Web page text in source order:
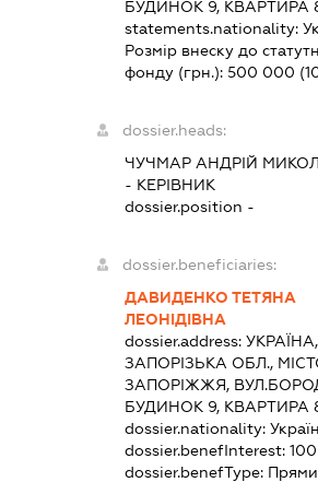
БУДИНОК 9, КВАРТИРА
statements.nationality:
Розмір внеску до
фонду (грн.): 500 000
dossier.heads:
ЧУЧМАР АНДРІЙ
- КЕРІВНИК
dossier.position -
dossier.beneficiaries:
ДАВИДЕНКО ТЕТЯНА
ЛЕОНІДІВНА
dossier.address:
ЗАПОРІЗЬКА ОБЛ.,
ЗАПОРІЖЖЯ,
БУДИНОК 9, КВАРТИРА
dossier.nationality:
dossier.benefInterest: 100
dossier.benefType: